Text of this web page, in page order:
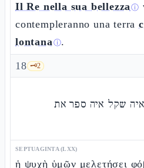
Il Re nella sua bellezzaⓘ
contempleranno una terra
lontanaⓘ.
18 🗝️2
שקל איה ספר את
SEPTUAGINTA (LXX)
ἡ ψυχὴ ὑμῶν μελετήσει